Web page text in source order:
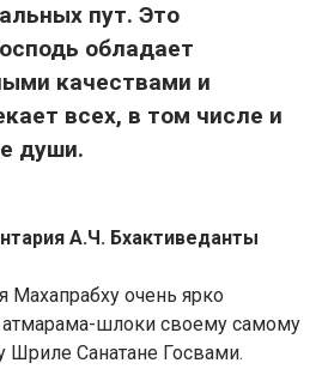
пут. Это
обладает
качествами и
всех, в том числе и
души.
А.Ч. Бхактиведанты
Махапрабху очень ярко
шлоки своему самому
Шриле Санатане Госвами.